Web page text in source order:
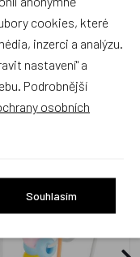
pastelový Liška
cookies, které
inzerci a analýzu.
nastavení" a
Podrobnější
osobních
Souhlasím